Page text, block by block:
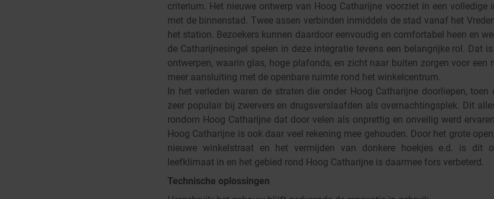
criterium. Het nieuwe ontwerp van Hoog Catharijne voorziet in een volledige
met de binnenstad. Twee assen verbinden inmiddels de stad vanaf het
het station. Bezoekers kunnen daardoor eenvoudig en comfortabel heen en
de Catharijnesingel spelen in deze integratie tevens een belangrijke rol. Dat
ontwerpen, waarin glas, hoge plafonds, en zicht naar buiten zorgen voor
meer aansluiting met de openbare ruimte rond het winkelcentrum.
In het verleden waren de straten die onder Hoog Catharijne doorliepen,
zeer populair bij zwervers en drugsverslaafden als overnachtingsplek. Dit
rondom Hoog Catharijne dat door velen als onprettig en onveilig werd
Hoog Catharijne is ook daar veel rekening mee gehouden. Door het grote
nieuwe winkelstraat en het vermijden van donkere hoekjes e.d. is dit
leefklimaat in en het gebied rond Hoog Catharijne is daarmee fors verbeterd.
Technische oplossingen